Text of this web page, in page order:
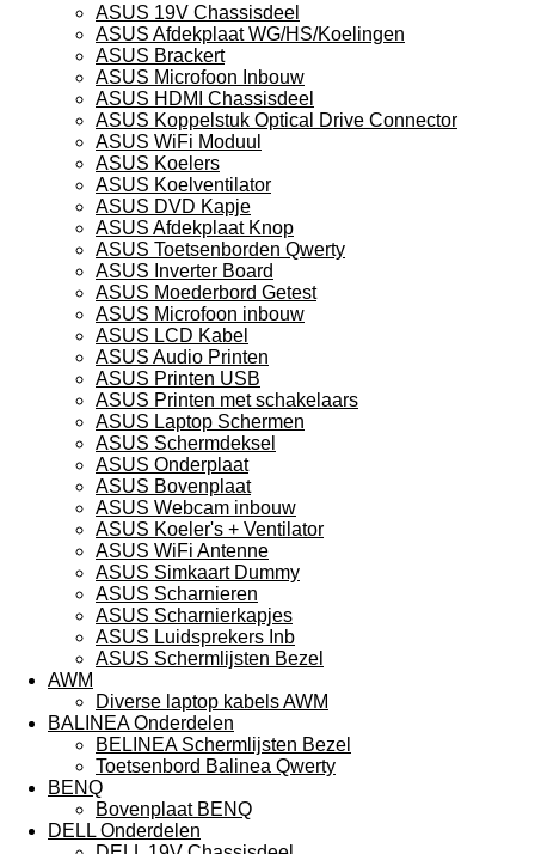
ASUS 19V Chassisdeel
ASUS Afdekplaat WG/HS/Koelingen
ASUS Brackert
ASUS Microfoon Inbouw
ASUS HDMI Chassisdeel
ASUS Koppelstuk Optical Drive Connector
ASUS WiFi Moduul
ASUS Koelers
ASUS Koelventilator
ASUS DVD Kapje
ASUS Afdekplaat Knop
ASUS Toetsenborden Qwerty
ASUS Inverter Board
ASUS Moederbord Getest
ASUS Microfoon inbouw
ASUS LCD Kabel
ASUS Audio Printen
ASUS Printen USB
ASUS Printen met schakelaars
ASUS Laptop Schermen
ASUS Schermdeksel
ASUS Onderplaat
ASUS Bovenplaat
ASUS Webcam inbouw
ASUS Koeler's + Ventilator
ASUS WiFi Antenne
ASUS Simkaart Dummy
ASUS Scharnieren
ASUS Scharnierkapjes
ASUS Luidsprekers Inb
ASUS Schermlijsten Bezel
AWM
Diverse laptop kabels AWM
BALINEA Onderdelen
BELINEA Schermlijsten Bezel
Toetsenbord Balinea Qwerty
BENQ
Bovenplaat BENQ
DELL Onderdelen